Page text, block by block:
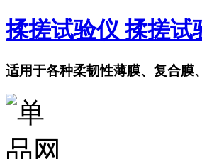
揉搓试验仪 揉搓试
适用于各种柔韧性薄膜、复合膜